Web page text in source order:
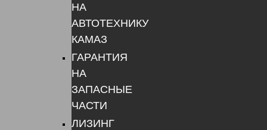
НА
АВТОТЕХНИКУ
КАМАЗ
ГАРАНТИЯ
НА
ЗАПАСНЫЕ
ЧАСТИ
ЛИЗИНГ